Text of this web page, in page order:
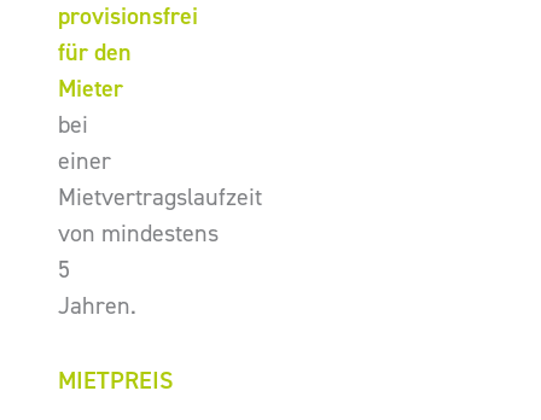
provisionsfrei
für den
Mieter
bei
einer
Mietvertragslaufzeit
von mindestens
5
Jahren.
MIETPREIS